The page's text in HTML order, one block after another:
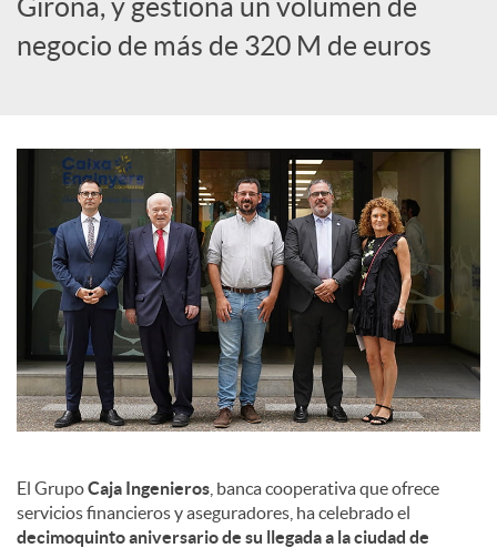
c
e
s
Girona, y gestiona un volumen de
negocio de más de 320 M de euros
El GrupoCaja Ingenieros , banca cooperativa que ofrece
servicios financieros y aseguradores, ha celebrado el
decimoquinto aniversario de su llegada a la ciudad de